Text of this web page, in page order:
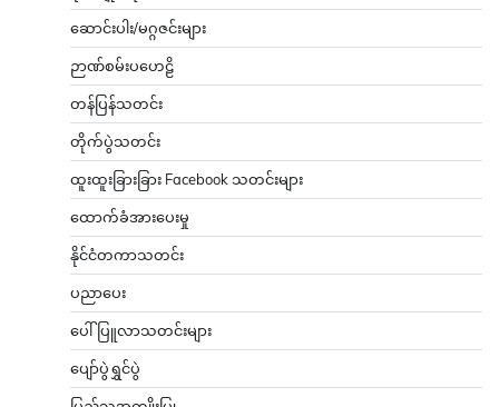
ဆောင်းပါး/မဂ္ဂဇင်းများ
ဉာဏ်စမ်းပဟေဠိ
တန်ပြန်သတင်း
တိုက်ပွဲသတင်း
ထူးထူးခြားခြား Facebook သတင်းများ
ထောက်ခံအားပေးမှု
နိုင်ငံတကာသတင်း
ပညာပေး
ပေါ်ပြူလာသတင်းများ
ပျော်ပွဲရွှင်ပွဲ